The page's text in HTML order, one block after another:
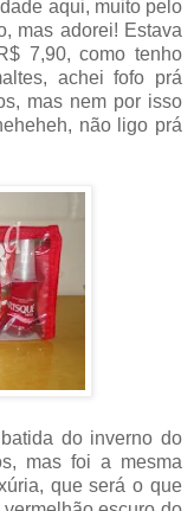
aqui, muito pelo
mas adorei! Estava
7,90, como tenho
achei fofo prá
mas nem por isso
não ligo prá
do inverno do
mas foi a mesma
que será o que